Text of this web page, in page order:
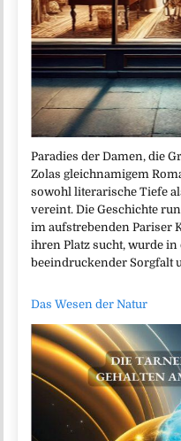
Paradies der Damen, die
Zolas gleichnamigem
sowohl literarische Tiefe
vereint. Die Geschichte
im aufstrebenden Pariser
ihren Platz sucht, wurde
beeindruckender Sorgfalt
Das Wesen der Natur